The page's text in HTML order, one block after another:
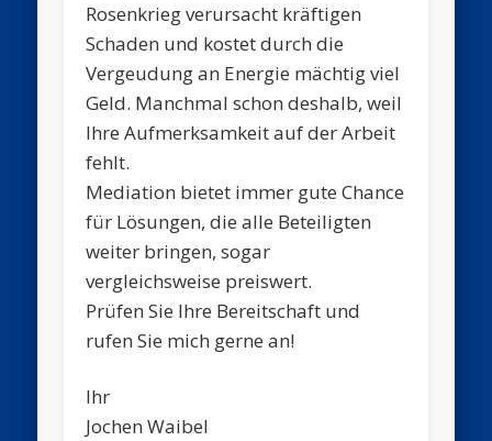
Rosenkrieg verursacht kräftigen
Schaden und kostet durch die
Vergeudung an Energie mächtig viel
Geld. Manchmal schon deshalb, weil
Ihre Aufmerksamkeit auf der Arbeit
fehlt.
Mediation bietet immer gute Chance
für Lösungen, die alle Beteiligten
weiter bringen, sogar
vergleichsweise preiswert.
Prüfen Sie Ihre Bereitschaft und
rufen Sie mich gerne an!
Ihr
Jochen Waibel